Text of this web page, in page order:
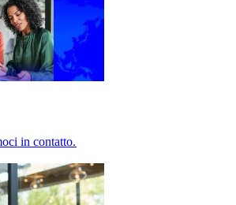
in contatto.​​